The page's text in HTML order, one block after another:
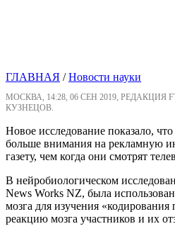
ГЛАВНАЯ /Новости науки
МОСКВА, 14:28, 06 СЕН 2019, РЕДАКЦИЯ
КУЗНЕЦОВ.
Новое исследование показало,
больше внимания на рекламную
газету, чем когда они смотрят
В нейробиологическом
News Works NZ, была
мозга для изучения «кодирования
реакцию мозга участников и их